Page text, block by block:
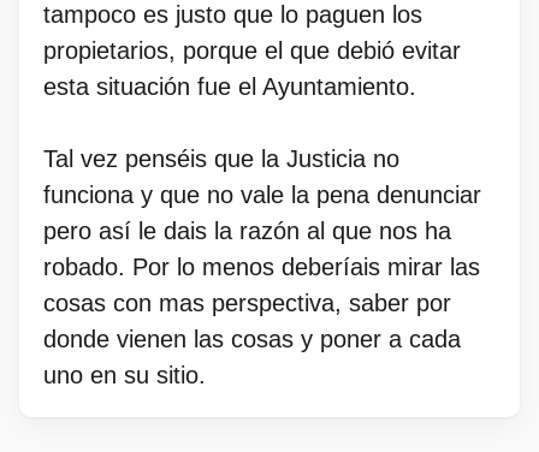
tampoco es justo que lo paguen los
propietarios, porque el que debió evitar
esta situación fue el Ayuntamiento.
Tal vez penséis que la Justicia no
funciona y que no vale la pena denunciar
pero así le dais la razón al que nos ha
robado. Por lo menos deberíais mirar las
cosas con mas perspectiva, saber por
donde vienen las cosas y poner a cada
uno en su sitio.